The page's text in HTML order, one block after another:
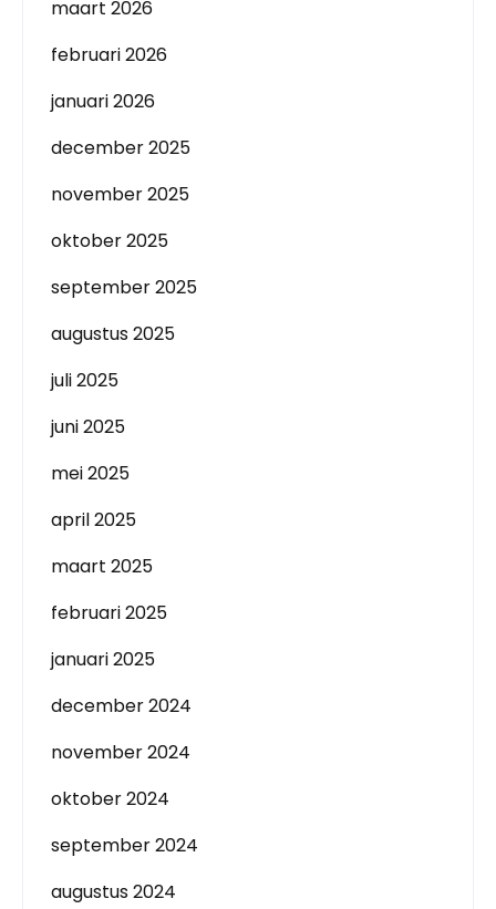
maart 2026
februari 2026
januari 2026
december 2025
november 2025
oktober 2025
september 2025
augustus 2025
juli 2025
juni 2025
mei 2025
april 2025
maart 2025
februari 2025
januari 2025
december 2024
november 2024
oktober 2024
september 2024
augustus 2024